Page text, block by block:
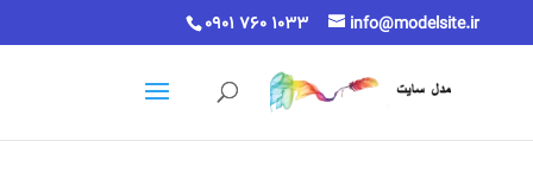
0901 760 1033 info@modelsite.ir